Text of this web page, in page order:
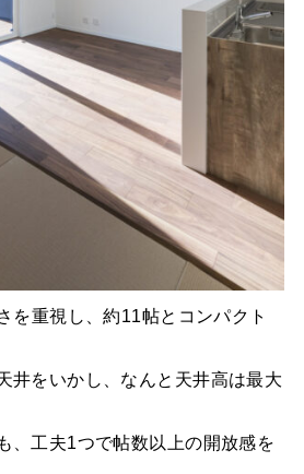
を重視し、約11帖とコンパクト
井をいかし、なんと天井高は最大
、工夫1つで帖数以上の開放感を